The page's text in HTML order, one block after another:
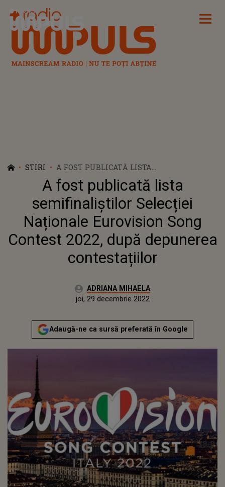
Radio Impuls
STIRI
A FOST PUBLICATĂ LISTA
SEMIFINALIȘTILOR SELECȚIEI NAȚIONALE
EUROVISION SONG CONTEST 2022, DUPĂ
DEPUNEREA CONTESTAȚIILOR
A fost publicată lista
semifinaliștilor Selecției
Naționale Eurovision Song
Contest 2022, după depunerea
contestațiilor
Autor:ADRIANA MIHAELA
miercuri, 29 decembrie 2021
Actualizat:
joi, 29 decembrie 2022
Adaugă-ne ca sursă preferată în Google